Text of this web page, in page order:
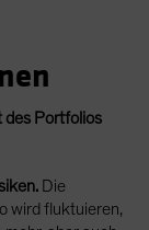
des Portfolios
Die
wird fluktuieren,